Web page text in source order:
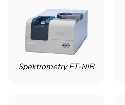
Spektrometry FT-NIR